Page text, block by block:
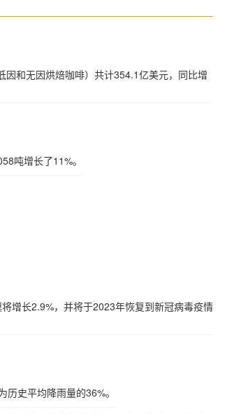
和无因烘焙咖啡）共计354.1亿美元，同比增
吨增长了11%。
增长2.9%，并将于2023年恢复到新冠病毒疫情
史平均降雨量的36%。